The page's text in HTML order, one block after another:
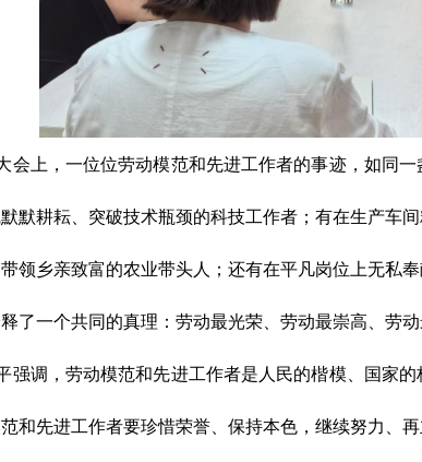
会上，一位位劳动模范和先进工作者的事迹，如同
默耕耘、突破技术瓶颈的科技工作者；有在生产车
领乡亲致富的农业带头人；还有在平凡岗位上无私
了一个共同的真理： 劳动最光荣、劳动最崇高、劳
强调，劳动模范和先进工作者是人民的楷模、国家
和先进工作者要珍惜荣誉、保持本色，继续努力、再